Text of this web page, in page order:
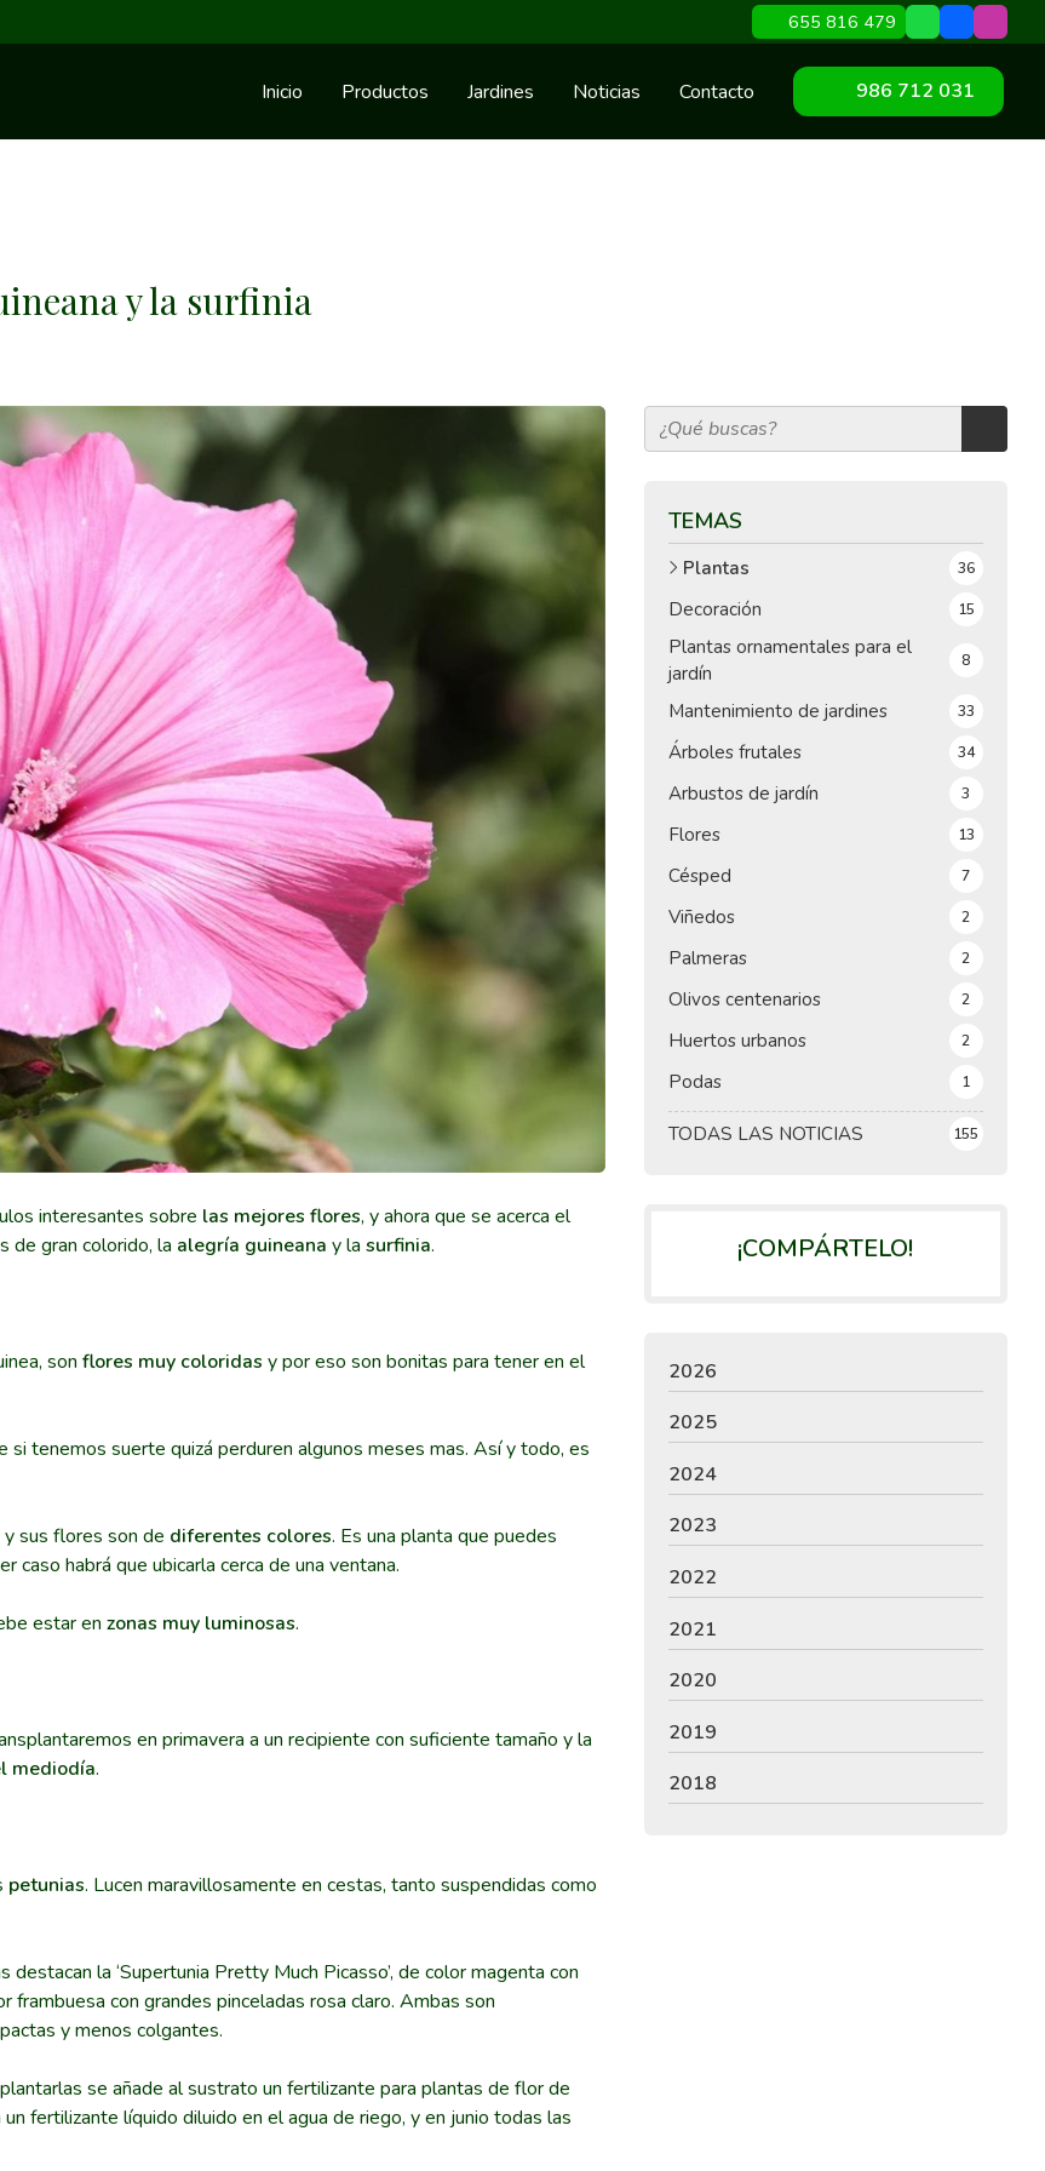
655 816 479
Inicio Productos Jardines Noticias Contacto 986 712 031
y la surfinia
TEMAS
TODAS LAS NOTICIAS 155
Plantas 36
Decoración 15
Plantas ornamentales para el
jardín
8
Mantenimiento de jardines 33
Árboles frutales 34
Arbustos de jardín 3
Flores 13
Césped 7
Viñedos 2
Palmeras 2
Olivos centenarios 2
Huertos urbanos 2
Podas 1
interesantes sobre las mejores flores, y ahora que se acerca el
de gran colorido, la alegría guineana y lasurfinia.
sonflores muy coloridas y por eso son bonitas para tener en el
si tenemos suerte quizá perduren algunos meses mas. Así y todo, es
sus flores son de diferentes colores. Es una planta que puedes
habrá que ubicarla cerca de una ventana.
estar enzonas muy luminosas.
en primavera a un recipiente con suficiente tamaño y la
mediodía.
petunias. Lucen maravillosamente en cestas, tanto suspendidas como
destacan la ‘Supertunia Pretty Much Picasso’, de color magenta con
frambuesa con grandes pinceladas rosa claro. Ambas son
y menos colgantes.
se añade al sustrato un fertilizante para plantas de flor de
fertilizante líquido diluido en el agua de riego, y en junio todas las
¡COMPÁRTELO!
2026
2025
2024
2023
2022
2021
2020
2019
2018